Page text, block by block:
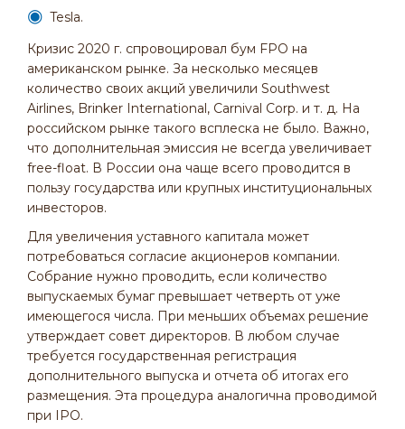
Tesla.
Кризис 2020 г. спровоцировал бум FPO на
американском рынке. За несколько месяцев
количество своих акций увеличили Southwest
Airlines, Brinker International, Carnival Corp. и т. д. На
российском рынке такого всплеска не было. Важно,
что дополнительная эмиссия не всегда увеличивает
free-float. В России она чаще всего проводится в
пользу государства или крупных институциональных
инвесторов.
Для увеличения уставного капитала может
потребоваться согласие акционеров компании.
Собрание нужно проводить, если количество
выпускаемых бумаг превышает четверть от уже
имеющегося числа. При меньших объемах решение
утверждает совет директоров. В любом случае
требуется государственная регистрация
дополнительного выпуска и отчета об итогах его
размещения. Эта процедура аналогична проводимой
при IPO.